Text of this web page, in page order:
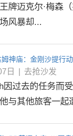
牌迈克尔·梅森
风暴却...
日 去抢沙发
因过去的任务而
与其他旅客一起